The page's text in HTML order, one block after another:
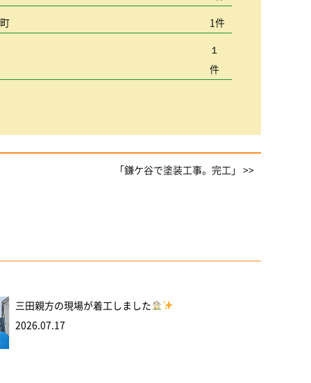
1件
１
件
「鎌ケ谷で塗装工事。完工」 >>
三田親方の現場が着工しました
2026.07.17